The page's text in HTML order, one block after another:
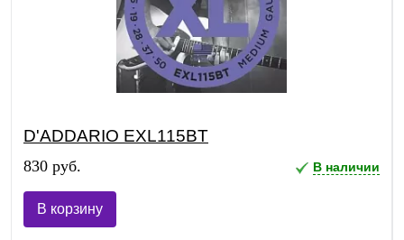
D'ADDARIO EXL115BT
830 руб. В наличии
В корзину